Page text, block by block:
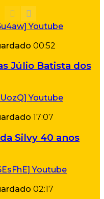
00:52
Júlio Batista dos
17:07
Silvy 40 anos
02:17